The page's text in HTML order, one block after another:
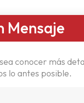
Mensaje
conocer más
lo antes posible.